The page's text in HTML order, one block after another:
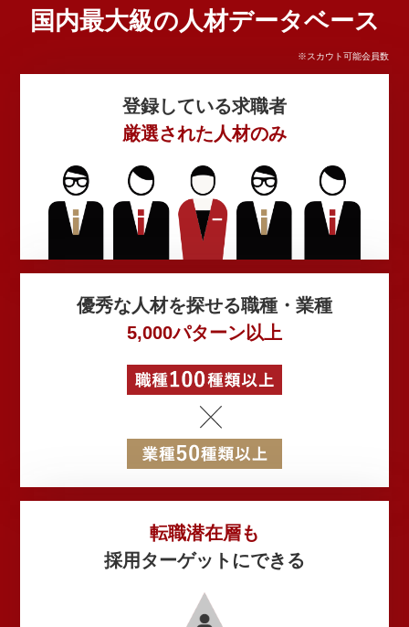
国内最大級の人材データベース
※スカウト可能会員数
登録している求職者
厳選された人材のみ
優秀な人材を探せる職種・業種
5,000パターン以上
転職潜在層も
採用ターゲットにできる